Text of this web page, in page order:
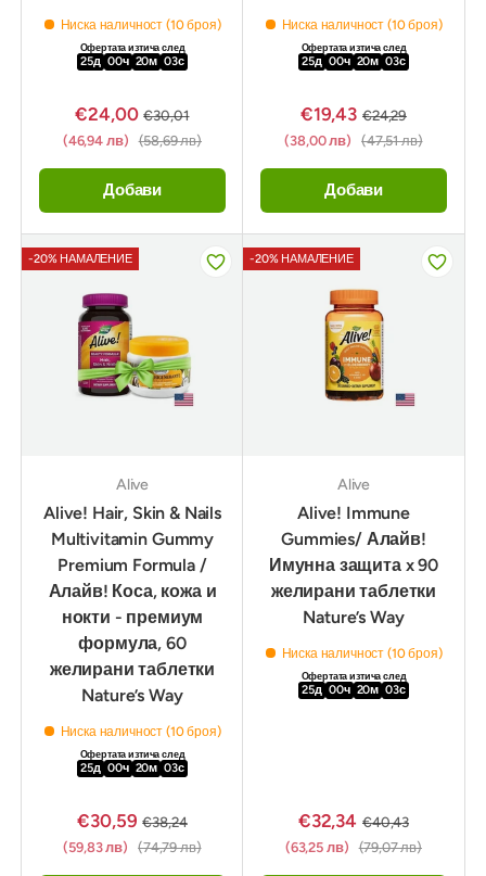
Ниска наличност (10 броя)
Офертата изтича след
25д 00ч 20м 02с
€24,00 €30,01
(46,94 лв) (58,69 лв)
Добави
Ниска наличност (10 броя)
Офертата изтича след
25д 00ч 20м 02с
€19,43 €24,29
(38,00 лв) (47,51 лв)
Добави
-20% НАМАЛЕНИЕ
Alive
Alive! Hair, Skin & Nails
Multivitamin Gummy
Premium Formula /
Алайв! Коса, кожа и
нокти - премиум
формула, 60
желирани таблетки
Nature’s Way
Ниска наличност (10 броя)
Офертата изтича след
25д 00ч 20м 02с
€30,59 €38,24
(59,83 лв) (74,79 лв)
-20% НАМАЛЕНИЕ
Alive
Alive! Immune
Gummies/ Алайв!
Имунна защита x 90
желирани таблетки
Nature’s Way
Ниска наличност (10 броя)
Офертата изтича след
25д 00ч 20м 02с
€32,34 €40,43
(63,25 лв) (79,07 лв)